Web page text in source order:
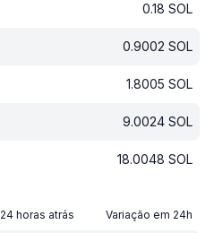
0.18 SOL
0.9002 SOL
1.8005 SOL
9.0024 SOL
18.0048 SOL
24 horas atrás Variação em 24h